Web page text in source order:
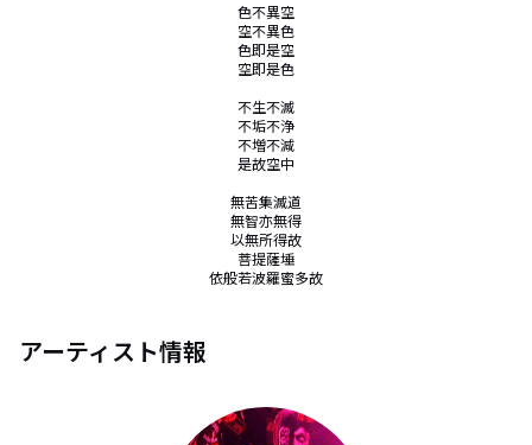
色不異空
空不異色
色即是空
空即是色
不生不滅
不垢不浄
不増不減
是故空中
無苦集滅道
無智亦無得
以無所得故
菩提薩埵
依般若波羅蜜多故
アーティスト情報